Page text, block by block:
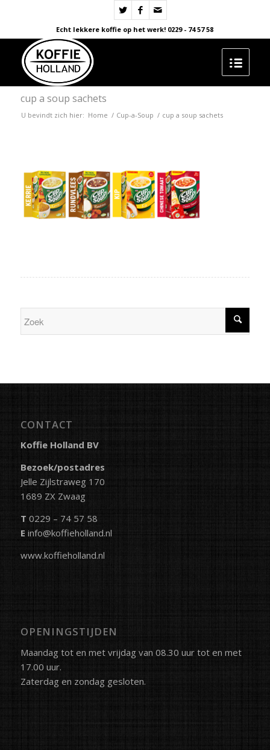
Echt lekkere koffie op het werk! 0229 - 74 57 58
cup a soup sachets
U bevindt zich hier: Home / Cup-a-Soup / cup a soup sachets
CONTACT
Koffie Holland BV
Bezoek/postadres
Jelle Zijlstraweg 170
1689 ZX Zwaag
T 0229 – 74 57 58
E info@koffieholland.nl
www.koffieholland.nl
OPENINGSTIJDEN
Maandag tot en met vrijdag van 08.30 uur tot en met
17.00 uur.
Zaterdag en zondag gesloten.